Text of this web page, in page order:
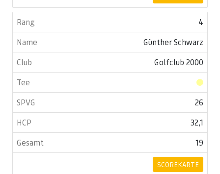
4
Günther Schwarz
Golfclub 2000
26
32,1
19
SCOREKARTE